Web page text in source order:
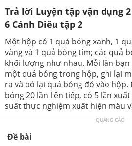
Trả lời Luyện tập vận dụng 2
6 Cánh Diều tập 2
Một hộp có 1 quả bóng xanh, 1
vàng và 1 quả bóng tím; các quả
khối lượng như nhau. Mỗi lần
một quả bóng trong hộp, ghi lại
ra và bỏ lại quả bóng đó vào hộp.
bóng 20 lần liên tiếp, có 5 lần
suất thực nghiệm xuất hiện màu
QUẢNG CÁO
Đề bài